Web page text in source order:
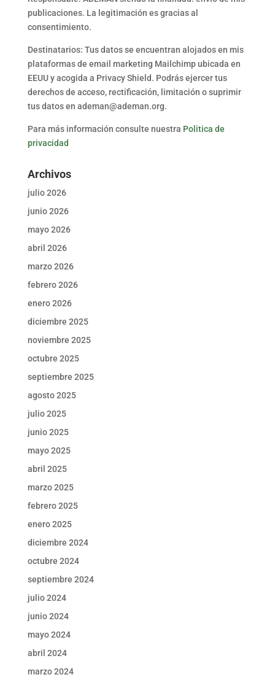
publicaciones. La legitimación es gracias al
consentimiento.
Destinatarios: Tus datos se encuentran alojados en mis
plataformas de email marketing Mailchimp ubicada en
EEUU y acogida a Privacy Shield. Podrás ejercer tus
derechos de acceso, rectificación, limitación o suprimir
tus datos en ademan@ademan.org.
Para más información consulte nuestra Politica de
privacidad
Archivos
julio 2026
junio 2026
mayo 2026
abril 2026
marzo 2026
febrero 2026
enero 2026
diciembre 2025
noviembre 2025
octubre 2025
septiembre 2025
agosto 2025
julio 2025
junio 2025
mayo 2025
abril 2025
marzo 2025
febrero 2025
enero 2025
diciembre 2024
octubre 2024
septiembre 2024
julio 2024
junio 2024
mayo 2024
abril 2024
marzo 2024